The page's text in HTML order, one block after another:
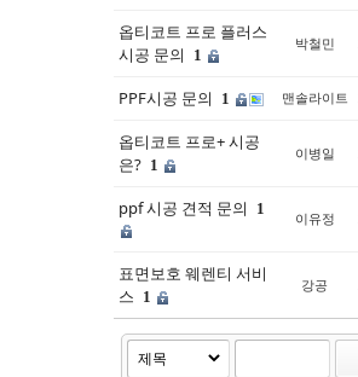
옵티코트 프로 플러스
시공 문의
1
박철민
PPF시공 문의 1 맨솔라이트
옵티코트 프로+ 시공
은? 1
이병일
ppf 시공 견적 문의 1
이유정
표면보호 웨렌티 서비
스 1
강공